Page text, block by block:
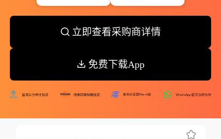
立即查看采购商详情
免费下载App